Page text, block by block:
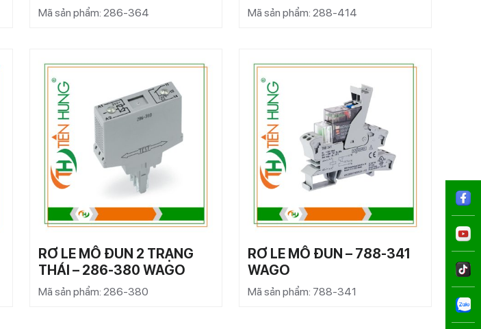
Mã sản phẩm: 286-364 Mã sản phẩm: 288-414
RƠ LE MÔ ĐUN 2 TRẠNG
THÁI – 286-380 WAGO
Mã sản phẩm: 286-380
RƠ LE MÔ ĐUN – 788-341
WAGO
Mã sản phẩm: 788-341